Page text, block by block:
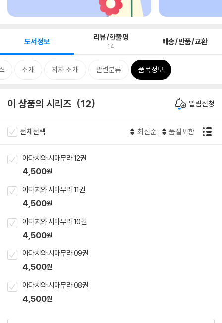
도서정보 리뷰/한줄평
14 배송/반품/교환
소개 저자 소개 관련분류 품목정보
이 상품의 시리즈 12 알림신청
전체선택 최신순 품절포함
아다치와 시마무라 12권
4,500원
아다치와 시마무라 11권
4,500원
아다치와 시마무라 10권
4,500원
아다치와 시마무라 09권
4,500원
아다치와 시마무라 08권
4,500원